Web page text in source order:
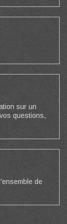
sur un
questions,
de